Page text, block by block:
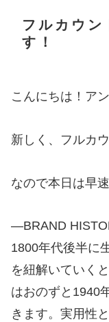
フルカウ
す！
こんにちは！ア
新しく、フルカ
なので本日は早
—BRAND
1800年代後半に
を紐解いていく
はおのずと1940
きます。実用性